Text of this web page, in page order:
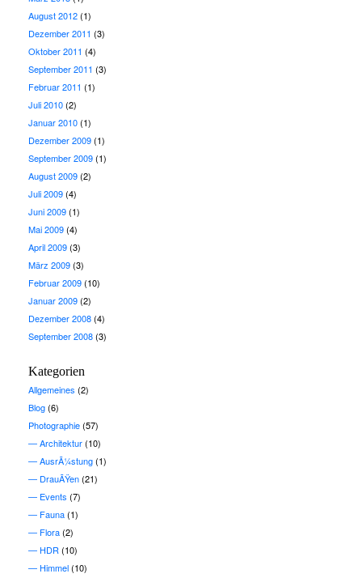
August 2012(1)
Dezember 2011 (3)
Oktober 2011 (4)
September 2011 (3)
Februar 2011 (1)
Juli 2010(2)
Januar 2010(1)
Dezember 2009(1)
September 2009(1)
August 2009(2)
Juli 2009(4)
Juni 2009(1)
Mai 2009(4)
April 2009(3)
März 2009(3)
Februar 2009(10)
Januar 2009(2)
Dezember 2008(4)
September 2008(3)
Kategorien
Allgemeines (2)
Blog(6)
Photographie(57)
Architektur(10)
AusrÃ¼stung(1)
DrauÃŸen(21)
Events (7)
Fauna(1)
Flora(2)
HDR (10)
Himmel(10)